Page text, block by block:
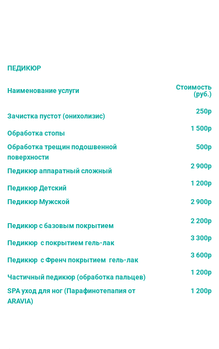
ПЕДИКЮР
Наименование услуги
Стоимость
(руб.)
Зачистка пустот (онихолизис)
250р
Обработка стопы
1 500р
Обработка трещин подошвенной
поверхности
500р
Педикюр аппаратный сложный
2 900р
Педикюр Детский
1 200р
Педикюр Мужской 2 900р
Педикюр с базовым покрытием
2 200р
Педикюр с покрытием гель-лак
3 300р
Педикюр с Френч покрытием гель-лак
3 600р
Частичный педикюр (обработка пальцев)
1 200р
SPA уход для ног (Парафинотепапия от
ARAVIA)
1 200р